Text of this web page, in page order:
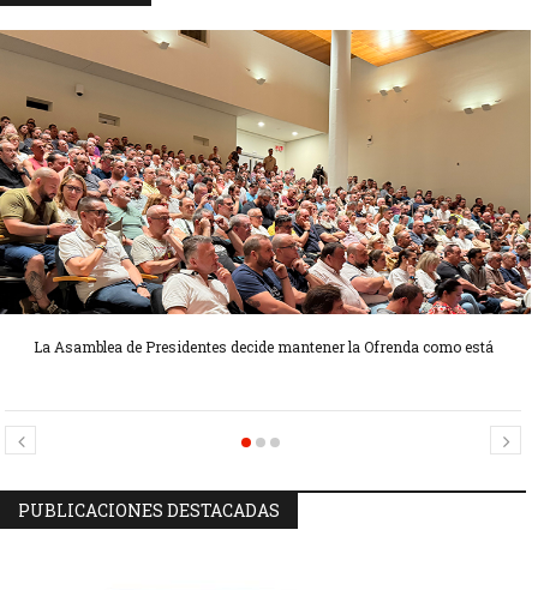
La Asamblea de Presidentes decide mantener la Ofrenda como está
Candidatas Preseleccionadas por el sector Olivereta
Candidatas Preseleccionadas por el sector Sector La Seu-La Xerea-El
Mercat
PUBLICACIONES DESTACADAS